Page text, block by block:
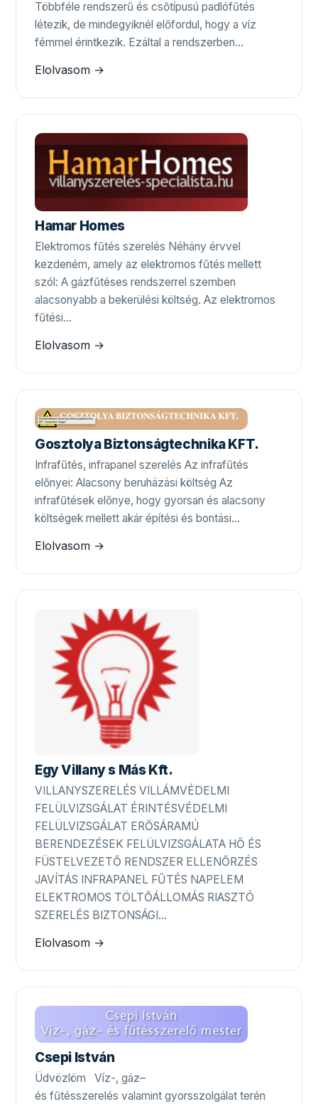
Többféle rendszerű és csőtípusú padlófűtés
létezik, de mindegyiknél előfordul, hogy a víz
fémmel érintkezik. Ezáltal a rendszerben…
Elolvasom →
Hamar Homes
Elektromos fűtés szerelés Néhány érvvel
kezdeném, amely az elektromos fűtés mellett
szól: A gázfűtéses rendszerrel szemben
alacsonyabb a bekerülési költség. Az elektromos
fűtési…
Elolvasom →
Gosztolya Biztonságtechnika KFT.
Infrafűtés, infrapanel szerelés Az infrafűtés
előnyei: Alacsony beruházási költség Az
infrafűtések előnye, hogy gyorsan és alacsony
költségek mellett akár építési és bontási…
Elolvasom →
Egy Villany s Más Kft.
VILLANYSZERELÉS VILLÁMVÉDELMI
FELÜLVIZSGÁLAT ÉRINTÉSVÉDELMI
FELÜLVIZSGÁLAT ERŐSÁRAMÚ
BERENDEZÉSEK FELÜLVIZSGÁLATA HŐ ÉS
FÜSTELVEZETŐ RENDSZER ELLENŐRZÉS
JAVÍTÁS INFRAPANEL FŰTÉS NAPELEM
ELEKTROMOS TÖLTŐÁLLOMÁS RIASZTÓ
SZERELÉS BIZTONSÁGI…
Elolvasom →
Csepi István
Üdvözlöm Víz-, gáz–
és fűtésszerelés valamint gyorsszolgálat terén